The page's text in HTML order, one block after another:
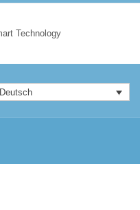
Deutsch